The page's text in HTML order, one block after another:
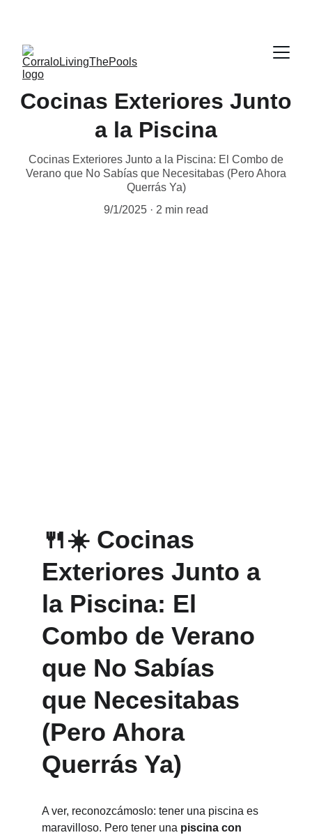
Cocinas Exteriores Junto
a la Piscina
Cocinas Exteriores Junto a la Piscina: El Combo de
Verano que No Sabías que Necesitabas (Pero Ahora
Querrás Ya)
9/1/2025
2 min read
🍴☀️ Cocinas
Exteriores Junto a
la Piscina: El
Combo de Verano
que No Sabías
que Necesitabas
(Pero Ahora
Querrás Ya)
A ver, reconozcámoslo: tener una piscina es
maravilloso. Pero tener una piscina con